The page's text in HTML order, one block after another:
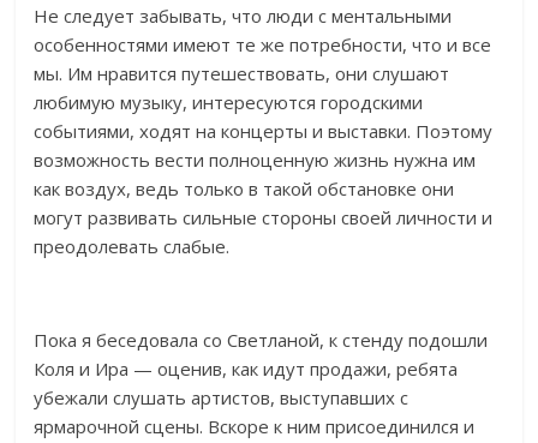
Не следует забывать, что люди с ментальными
особенностями имеют те же потребности, что и все
мы. Им нравится путешествовать, они слушают
любимую музыку, интересуются городскими
событиями, ходят на концерты и выставки. Поэтому
возможность вести полноценную жизнь нужна им
как воздух, ведь только в такой обстановке они
могут развивать сильные стороны своей личности и
преодолевать слабые.
Пока я беседовала со Светланой, к стенду подошли
Коля и Ира — оценив, как идут продажи, ребята
убежали слушать артистов, выступавших с
ярмарочной сцены. Вскоре к ним присоединился и